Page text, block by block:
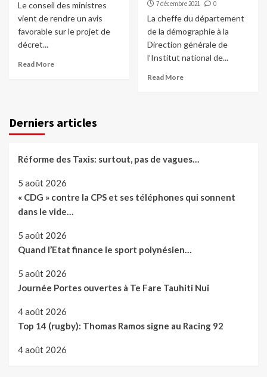
Le conseil des ministres
vient de rendre un avis
favorable sur le projet de
décret...
Read More
7 décembre 2021 0
La cheffe du département
de la démographie à la
Direction générale de
l’Institut national de...
Read More
Derniers articles
Réforme des Taxis: surtout, pas de vagues…
5 août 2026
« CDG » contre la CPS et ses téléphones qui sonnent
dans le vide…
5 août 2026
Quand l’Etat finance le sport polynésien…
5 août 2026
Journée Portes ouvertes à Te Fare Tauhiti Nui
4 août 2026
Top 14 (rugby): Thomas Ramos signe au Racing 92
4 août 2026